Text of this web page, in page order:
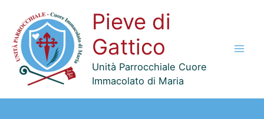
contenuto
Pieve di
Gattico
Unità Parrocchiale Cuore
Immacolato di Maria